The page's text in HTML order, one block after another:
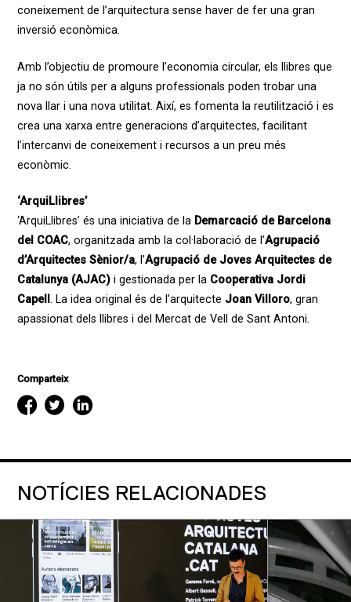
coneixement de l’arquitectura sense haver de fer una gran
inversió econòmica.
Amb l’objectiu de promoure l’economia circular, els llibres que
ja no són útils per a alguns professionals poden trobar una
nova llar i una nova utilitat. Així, es fomenta la reutilització i es
crea una xarxa entre generacions d’arquitectes, facilitant
l’intercanvi de coneixement i recursos a un preu més
econòmic.
‘ArquiLlibres’
‘ArquiLlibres’ és una iniciativa de la Demarcació de Barcelona
del COAC, organitzada amb la col·laboració de l’Agrupació
d’Arquitectes Sènior/a, l’Agrupació de Joves Arquitectes de
Catalunya (AJAC)i gestionada per la Cooperativa Jordi
Capell . La idea original és de l’arquitecte Joan Villoro, gran
apassionat dels llibres i del Mercat de Vell de Sant Antoni.
Comparteix
NOTÍCIES RELACIONADES